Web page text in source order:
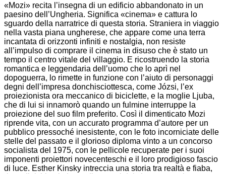
«Mozi» recita l’insegna di un edificio abbandonato in un
paesino dell’Ungheria. Significa «cinema» e cattura lo
sguardo della narratrice di questa storia. Straniera in viaggio
nella vasta piana ungherese, che appare come una terra
incantata di orizzonti infiniti e nostalgia, non resiste
all’impulso di comprare il cinema in disuso che è stato un
tempo il centro vitale del villaggio. E ricostruendo la storia
romantica e leggendaria dell’uomo che lo aprì nel
dopoguerra, lo rimette in funzione con l’aiuto di personaggi
degni dell’impresa donchisciottesca, come Józsi, l’ex
proiezionista ora meccanico di biciclette, e la moglie Ljuba,
che di lui si innamorò quando un fulmine interruppe la
proiezione del suo film preferito. Così il dimenticato Mozi
riprende vita, con un accurato programma d’autore per un
pubblico pressoché inesistente, con le foto incorniciate delle
stelle del passato e il glorioso diploma vinto a un concorso
socialista del 1975, con le pellicole recuperate per i suoi
imponenti proiettori novecenteschi e il loro prodigioso fascio
di luce. Esther Kinsky intreccia una storia tra realtà e fiaba,